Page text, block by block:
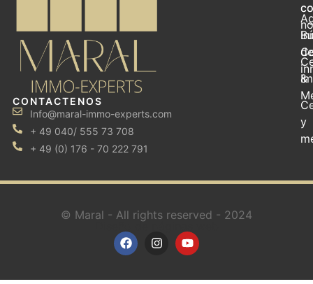
CONTACTENOS
Info@maral-immo-experts.com
+ 49 040/ 555 73 708
+ 49 (0) 176 - 70 222 791
&
y
© Maral - All rights reserved - 2024
Diseño de páginas web